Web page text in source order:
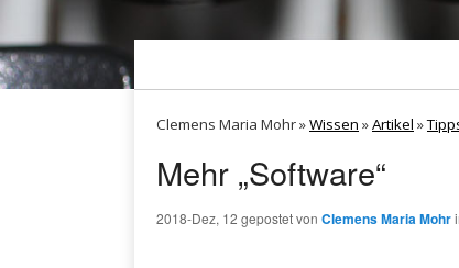
Clemens Maria Mohr »Wissen »Artikel »
Mehr „Software“
2018-Dez, 12 gepostet von Clemens Maria Mohr